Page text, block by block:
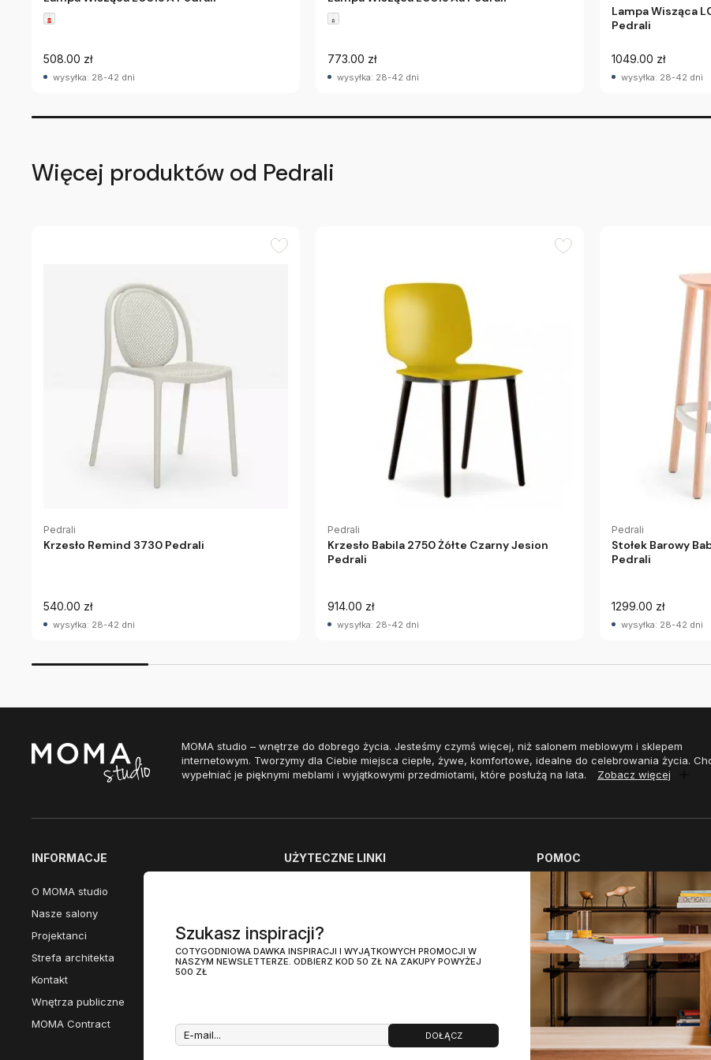
508.00 zł
wysyłka: 28-42 dni
773.00 zł
wysyłka: 28-42 dni
Lampa Wisząca
Pedrali
1049.00 zł
wysyłka: 28-42 dni
Więcej produktów od Pedrali
Pedrali
Krzesło Remind 3730 Pedrali
540.00 zł
wysyłka: 28-42 dni
Pedrali
Krzesło Babila 2750 Żółte Czarny Jesion
Pedrali
914.00 zł
wysyłka: 28-42 dni
Pedrali
Stołek Barowy
Pedrali
1299.00 zł
wysyłka: 28-42 dni
MOMA studio – wnętrze do dobrego życia. Jesteśmy czymś więcej, niż salonem meblowym i sklepem
internetowym. Tworzymy dla Ciebie miejsca ciepłe, żywe, komfortowe, idealne do celebrowania życia.
wypełniać je pięknymi meblami i wyjątkowymi przedmiotami, które posłużą na lata.
Zobacz więcej
INFORMACJE
O MOMA studio
Nasze salony
Projektanci
Strefa architekta
Kontakt
Wnętrza publiczne
MOMA Contract
UŻYTECZNE LINKI
Promocje ekspozycyjne
Nasze katalogi
MOMA studio x AUPING
Hay Meble Oświetlenie Dodatki
POMOC
Płatności
Koszty dostawy
Zwrot zamówienia
Polityka zwrotów
Praca w MOMA Studio
Szukasz inspiracji?
COTYGODNIOWA DAWKA INSPIRACJI I WYJĄTKOWYCH PROMOCJI W
NASZYM NEWSLETTERZE. ODBIERZ KOD 50 ZŁ NA ZAKUPY POWYŻEJ
500 ZŁ
DOŁĄCZ